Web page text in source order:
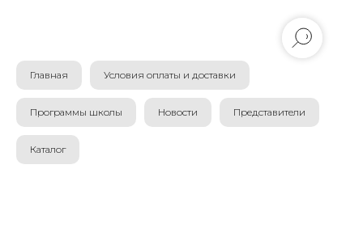
Главная Условия оплаты и доставки
Программы школы Новости Представители
Каталог